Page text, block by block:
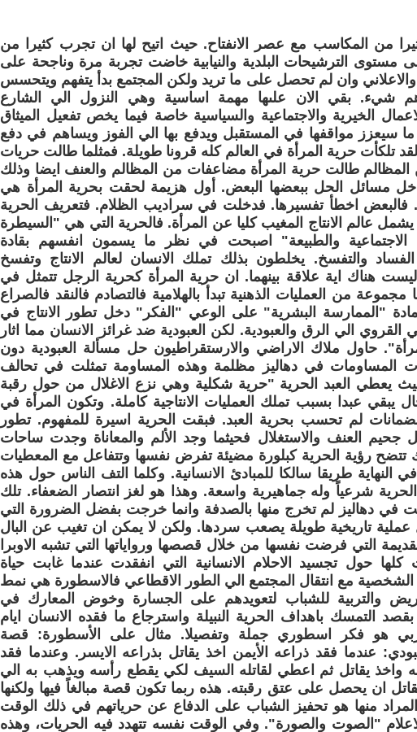
من المكاسب مع عصر الانفتاح. حيث اتيح لها ان تجرب كثيرا من
مستوى الترشيحات البلدية والنيابية خاضت تجربة مرة وناجحة على
والاعلاني وان لم تحصل على ما تريد ولكن المجتمع بدأ يتفهم ويتحسس
اهم شيء. بقي الان علىها مهمة اساسية وهي النزول الي الشارع
الخيرية والاجتماعية والسياسية خاصة فيما يخص تفعيل الميثاق
ما سيعزز مواقفها في المستقبل ويدفع بها الي الفوز ويساهم في دفع
تلكأت حرية المرأة في العالم كله قرونا طويلة. فمثلما طالت حريات
طالت حرية المرأة مضاعفات من المظالم والعنف ايضا وذلك
مسائل الحل ببعضها البعض. أول هزيمة لحقت بحرية المرأة هي
فالبعض اخطأ تفسيرها. فدخلت في سراديب الظلام. فتعريف الحرية
عالم الانتاج المغيب كليا عن المرأة. فالحرية التي هي "السيطرة
الاجتماعية والطبيعة" اصبحت في نظر ما يسمون انفسهم بقادة
والتفسخ. يخلطون بذلك تملك الانسان لعالم الانتاج وتفسخ
هناك اية علاقة بينهما. ان حرية المرأة كحرية الرجل تتمثل في
من العمليات الذهنية تبدأ بالهلامية فالتصادم فالنقد فالصراع
"الممارسة البشرية" على الوعي "الفكر" دخل تطور الانتاج في
الي الرق والعبودية. لكن العبودية ضد غرائز الانسان مما اثار
حاول ملاك الاراضي والارستقراطيون حل مسألة العبودية دون
المساومات في دهاليز مظلمة وهذه المساومة تمثلت في تحالف
يعطي العبد الحرية "حرية شكلية وهي نزع الاغلال من حول رقبة
يبقي عبدا بسبب تملك العمليات الانتاجية كاملة. وتكون المرأة في
لم تحسب بحرية العبد. فبقت الحرية اسيرة للمفهوم. تطور
جحيم العنف والاستغلال فحيثما وجد الألم والمعاناة وجدت ساحات
تتضح رؤية الحرية كبلورة مضيئة تفرض نفسها وتتفاعل مع المعطيات
طريقا سالكا للمبادئ الانسانية. وكلما التف الناس حول هذه
شرعياً وله جماهيرية واسعة. وهذا هو لغز انتصار الضعفاء. تلك
في دهاليز لم تخرج منها بالصدفة وانما خرجت بفضل الضرورة التي
تاريخية طويلة يصعب سردها. ولكن لا يمكن ان تغيب عن البال
التي فرضت نفسها من خلال قصصها ورواياتها التي تشبه الاوبرا
حول تجسيد الاحلام الانسانية التي انفقدت عندما غابت حياة
الشخصية مع انتقال المجتمع الي الطور الاقطاعي فالاسطورة هي نمط
والتربية للشباب لتعويدهم على الجسارة وخوض المعارك في
التمسك باهداف الحرية النبيلة واسترجاع ما فقده الانسان ايام
هو فكر اسطوري جملة وتفصيلا. مثال على الأسطورة: قصة
عندما فقد ذراعه الأيمن اخذ يقاتل بذراعه الايسر. وعندما فقد
واخذ يقاتل ثم اعطي لقاتله السيف لكي يقطع رأسه ويذهب به الي
ان يحصل على عتق رقبته. هذه ربما تكون قصة مبالغاً فيها ولكنها
منها هو تحفيز الشباب على الدفاع عن حرياتهم في ذلك الوقت
"الصوت والصورة". وفي الوقت نفسه تتهدد فيه الحريات، وهذه